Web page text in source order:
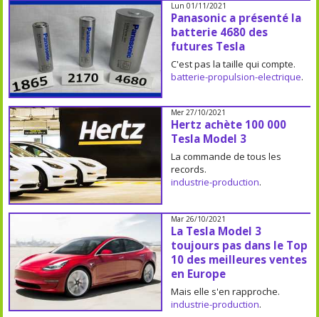
Lun 01/11/2021
Panasonic a présenté la
batterie 4680 des
futures Tesla
C'est pas la taille qui compte.
batterie-propulsion-electrique.
Mer 27/10/2021
Hertz achète 100 000
Tesla Model 3
La commande de tous les
records.
industrie-production.
Mar 26/10/2021
La Tesla Model 3
toujours pas dans le Top
10 des meilleures ventes
en Europe
Mais elle s'en rapproche.
industrie-production.